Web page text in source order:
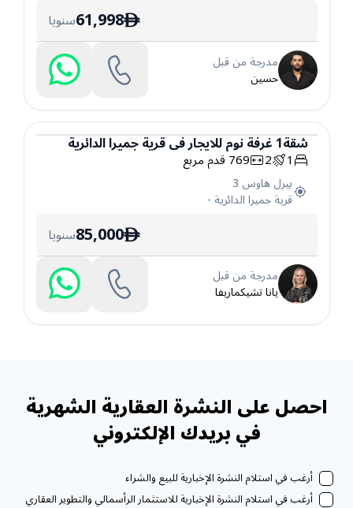
ê
61,998سنويا
مدرجة من قبل
حسين
شقة
شقة1غرفة نومللايجارفيقرية جميرا الدائرية
1
2
769قدم مربع
بيرل هاوس 3
قرية جميرا الدائرية -
ê
85,000سنويا
مدرجة من قبل
يانا تشيكماريفا
احصل على النشرة العقارية الشهرية
في بريدك الإلكتروني
أرغب في استلام النشرة الإخبارية للبيع والشراء
أرغب في استلام النشرة الإخبارية للاستثمار الرأسمالي والتطوير العقاري